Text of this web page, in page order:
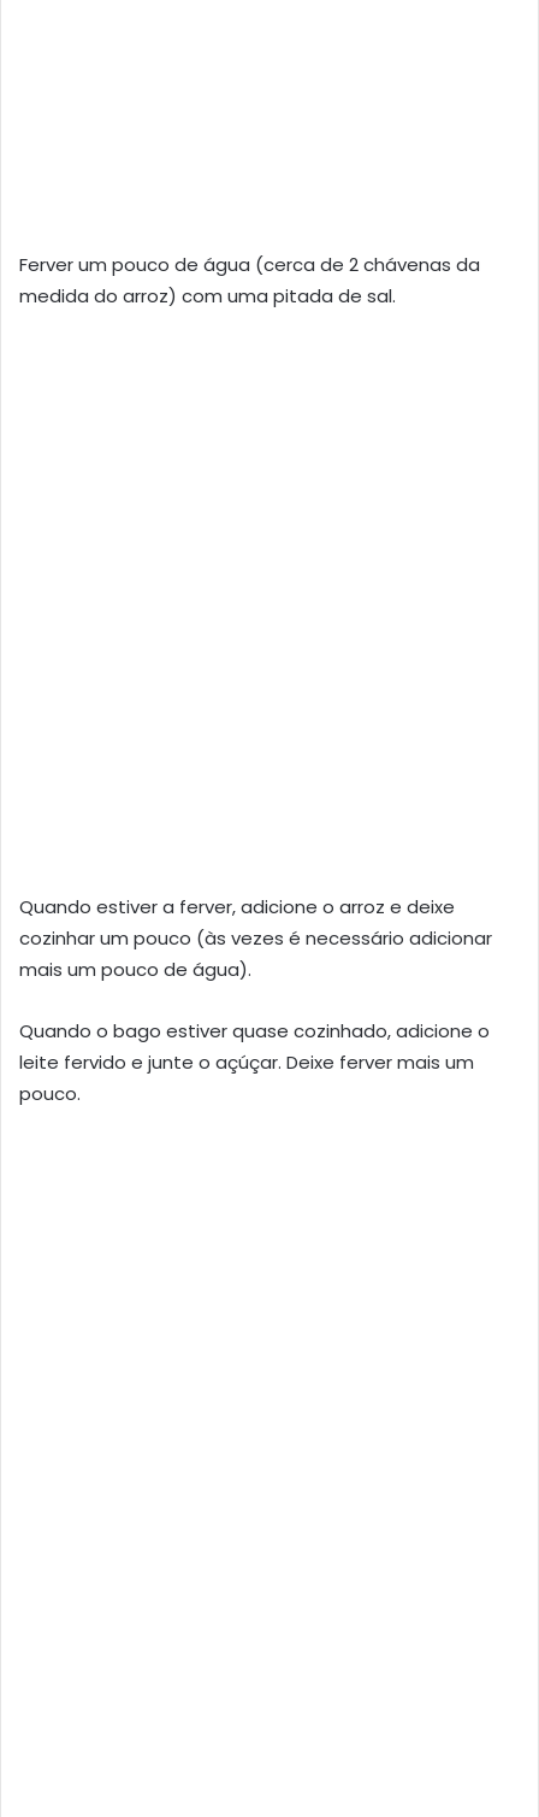
Ferver um pouco de água (cerca de 2 chávenas da
medida do arroz) com uma pitada de sal.
Quando estiver a ferver, adicione o arroz e deixe
cozinhar um pouco (às vezes é necessário adicionar
mais um pouco de água).
Quando o bago estiver quase cozinhado, adicione o
leite fervido e junte o açúçar. Deixe ferver mais um
pouco.